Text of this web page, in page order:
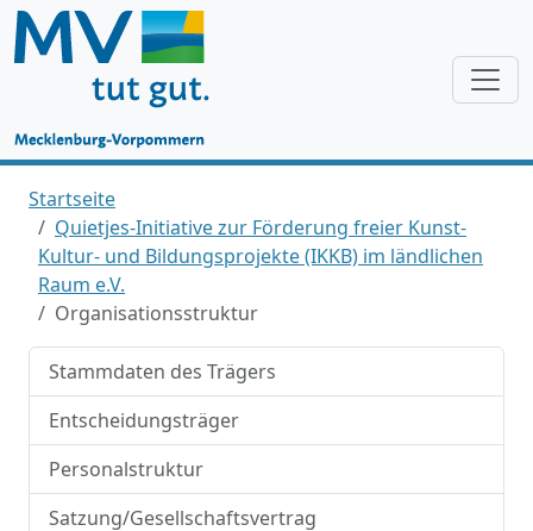
Startseite
Quietjes-Initiative zur Förderung freier Kunst-
Kultur- und Bildungsprojekte (IKKB) im ländlichen
Raum e.V.
Organisationsstruktur
Stammdaten des Trägers
Entscheidungsträger
Personalstruktur
Satzung/Gesellschaftsvertrag